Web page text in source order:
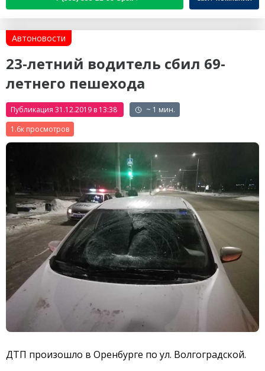
Автоновости
23-летний водитель сбил 69-
летнего пешехода
Публикация 31.12.2019 в 13:38
~ 1 мин.
1.6к
ДТП произошло в Оренбурге по ул. Волгоградской.